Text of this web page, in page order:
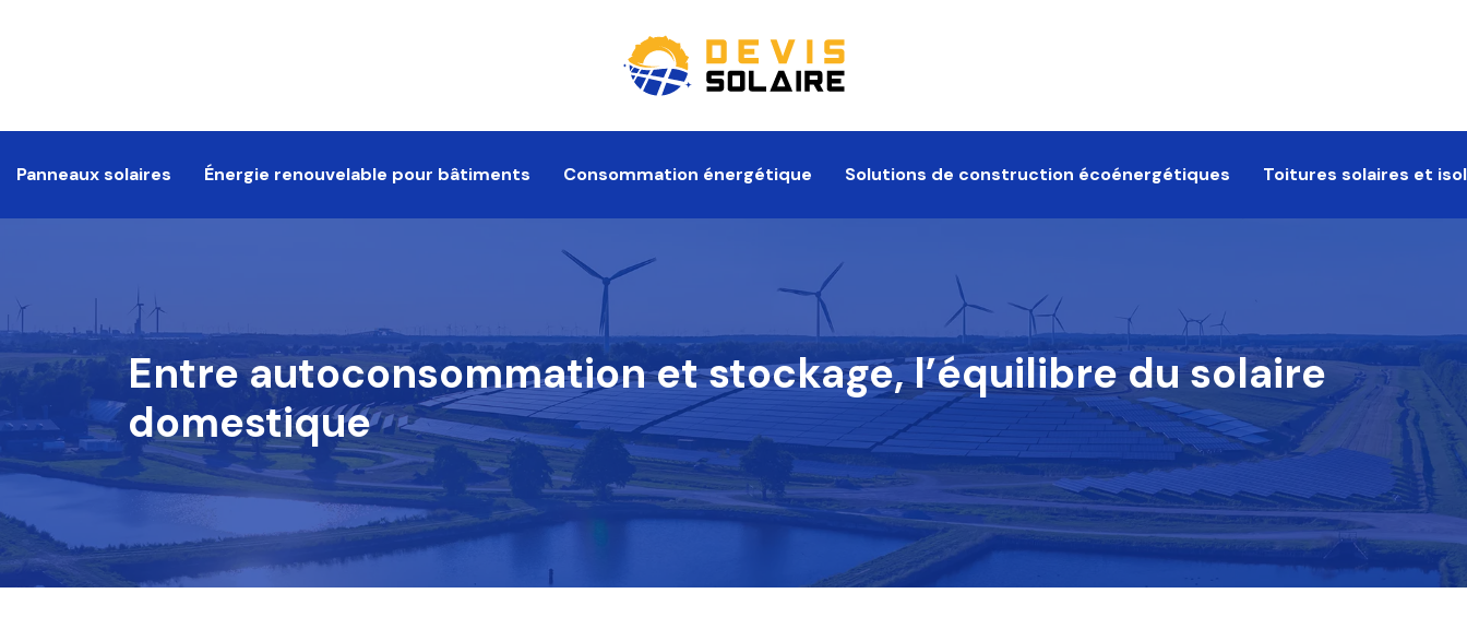
Panneaux solaires Énergie renouvelable pour bâtiments Consommation énergétique Solutions de construction écoénergétiques Toitures solaires et
Entre autoconsommation et stockage, l’équilibre du solaire
domestique